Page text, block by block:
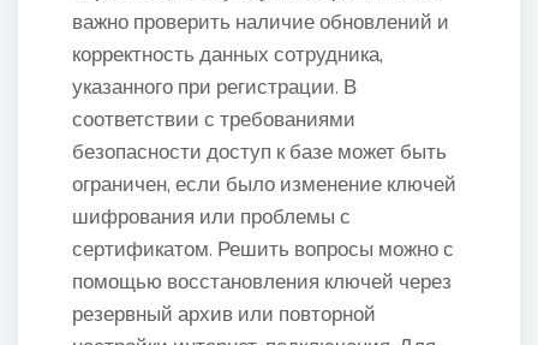
важно проверить наличие обновлений и
корректность данных сотрудника,
указанного при регистрации. В
соответствии с требованиями
безопасности доступ к базе может быть
ограничен, если было изменение ключей
шифрования или проблемы с
сертификатом. Решить вопросы можно с
помощью восстановления ключей через
резервный архив или повторной